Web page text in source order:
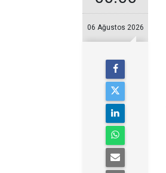
06 Ağustos 2026